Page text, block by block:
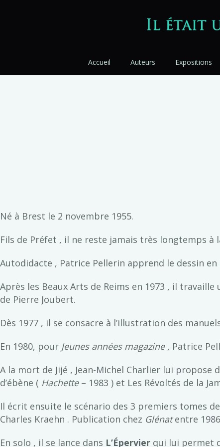
Accueil Auteurs Expositions
Né à Brest le 2 novembre 1955.
Fils de Préfet , il ne reste jamais très longtemps à
Autodidacte , Patrice Pellerin apprend le dessin
Après les Beaux Arts de Reims en 1973 , il
de Pierre Joubert.
Dès 1977 , il se consacre à l’illustration des
En 1980, pour Jeunes années magazine, Patrice
A la mort de Jijé , Jean-Michel Charlier lui propose
d’ébène ( Hachette– 1983 ) et Les Révoltés de la
Il écrit ensuite le scénario des 3 premiers tomes
Charles Kraehn . Publication chez Glénatentre
En solo , il se lance dans L’Épervier qui lui permet